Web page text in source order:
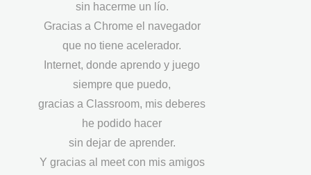
sin hacerme un lío.
Gracias a Chrome el navegador
que no tiene acelerador.
Internet, donde aprendo y juego
siempre que puedo,
gracias a Classroom, mis deberes
he podido hacer
sin dejar de aprender.
Y gracias al meet con mis amigos